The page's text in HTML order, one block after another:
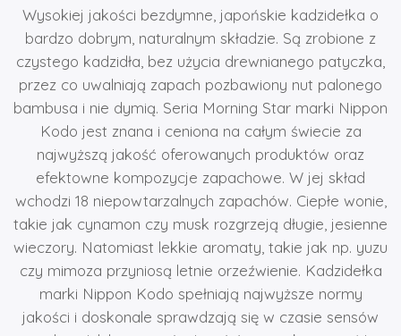
Wysokiej jakości bezdymne, japońskie kadzidełka o
bardzo dobrym, naturalnym składzie. Są zrobione z
czystego kadzidła, bez użycia drewnianego patyczka,
przez co uwalniają zapach pozbawiony nut palonego
bambusa i nie dymią. Seria Morning Star marki Nippon
Kodo jest znana i ceniona na całym świecie za
najwyższą jakość oferowanych produktów oraz
efektowne kompozycje zapachowe. W jej skład
wchodzi 18 niepowtarzalnych zapachów. Ciepłe wonie,
takie jak cynamon czy musk rozgrzeją długie, jesienne
wieczory. Natomiast lekkie aromaty, takie jak np. yuzu
czy mimoza przyniosą letnie orzeźwienie. Kadzidełka
marki Nippon Kodo spełniają najwyższe normy
jakości i doskonale sprawdzają się w czasie sensów